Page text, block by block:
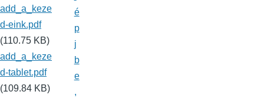
add_a_keze
d-eink.pdf
(110.75 KB)
add_a_keze
d-tablet.pdf
(109.84 KB)
é
p
j
b
e
,